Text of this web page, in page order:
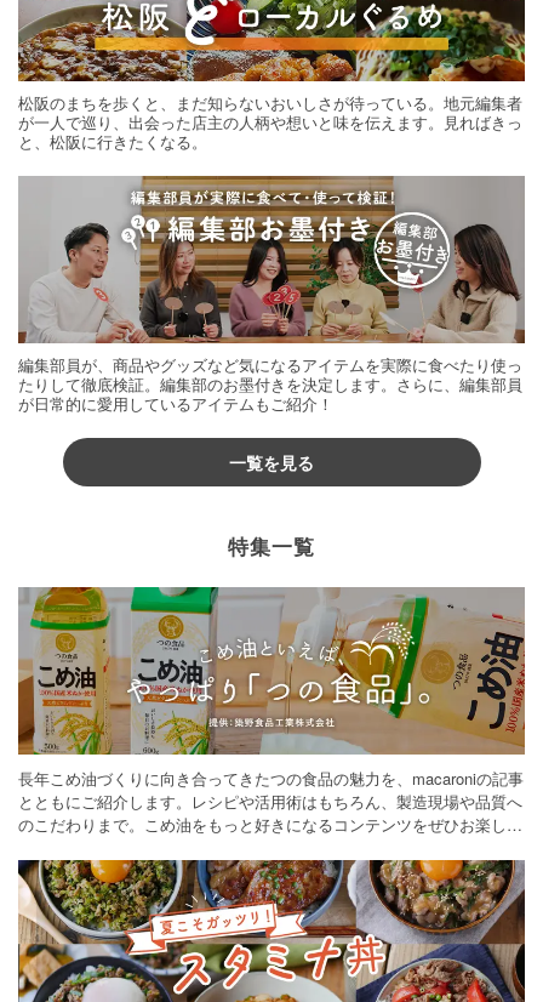
松阪のまちを歩くと、まだ知らないおいしさが待っている。地元編集者
が一人で巡り、出会った店主の人柄や想いと味を伝えます。見ればきっ
と、松阪に行きたくなる。
編集部員が、商品やグッズなど気になるアイテムを実際に食べたり使っ
たりして徹底検証。編集部のお墨付きを決定します。さらに、編集部員
が日常的に愛用しているアイテムもご紹介！
一覧を見る
特集一覧
長年こめ油づくりに向き合ってきたつの食品の魅力を、macaroniの記事
とともにご紹介します。レシピや活用術はもちろん、製造現場や品質へ
のこだわりまで。こめ油をもっと好きになるコンテンツをぜひお楽しみ